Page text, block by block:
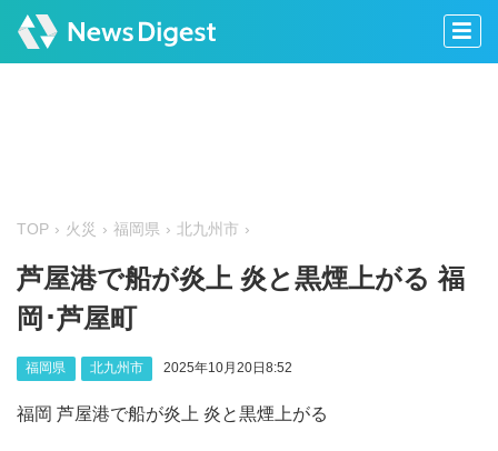
TOP 火災 福岡県 北九州市
芦屋港で船が炎上 炎と黒煙上がる 福
岡･芦屋町
福岡県 北九州市 2025年10月20日8:52
福岡 芦屋港で船が炎上 炎と黒煙上がる